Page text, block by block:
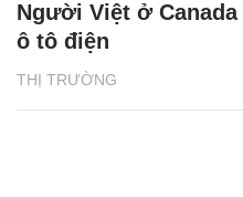
THỊ TRƯỜNG
Người Việt ở
ô tô điện